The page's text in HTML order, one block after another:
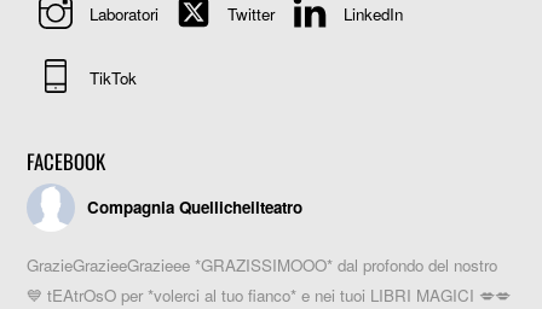
Laboratori Twitter LinkedIn
TikTok
FACEBOOK
Compagnia Quellicheilteatro
GrazieGrazieeGrazieee *GRAZISSIMOOO* dal profondo del nostro
💙 tEAtrOsO per *volerci al tuo fianco* e nei tuoi LIBRI MAGICI 💋💋